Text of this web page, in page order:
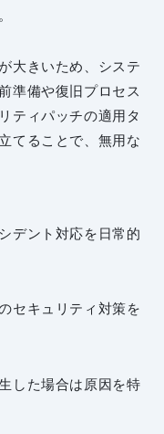
大きいため、システ
準備や復旧プロセス
ティパッチの適用タ
てることで、無用な
デント対応を日常的
セキュリティ対策を
した場合は原因を特